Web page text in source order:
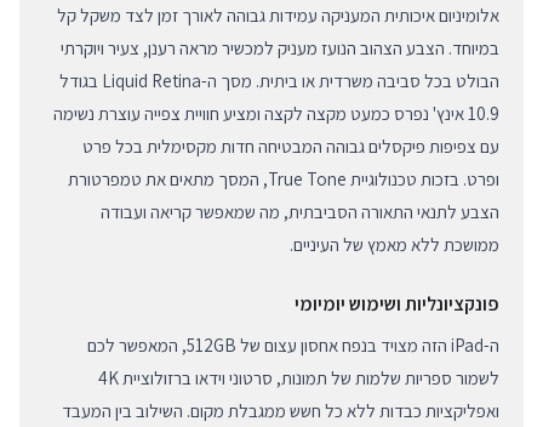
אלומיניום איכותית המעניקה עמידות גבוהה לאורך זמן לצד משקל קל
במיוחד. הצבע הצהוב הנועז מעניק למכשיר מראה רענן, צעיר ויוקרתי
הבולט בכל סביבה משרדית או ביתית. מסך ה-Liquid Retina בגודל
10.9 אינץ' נפרס כמעט מקצה לקצה ומציע חוויית צפייה עוצרת נשימה
עם צפיפות פיקסלים גבוהה המבטיחה חדות מקסימלית בכל פרט
ופרט. בזכות טכנולוגיית True Tone, המסך מתאים את טמפרטורת
הצבע לתנאי התאורה הסביבתית, מה שמאפשר קריאה ועבודה
ממושכת ללא מאמץ של העיניים.
פונקציונליות ושימוש יומיומי
ה-iPad הזה מצויד בנפח אחסון עצום של 512GB, המאפשר לכם
לשמור ספריות שלמות של תמונות, סרטוני וידאו ברזולוציית 4K
ואפליקציות כבדות ללא כל חשש ממגבלת מקום. השילוב בין המעבד